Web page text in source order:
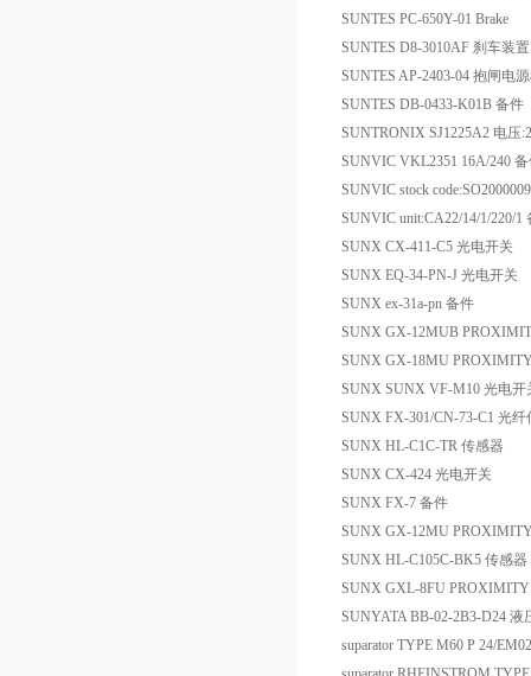
SUNTES PC-650Y-01 Brake
SUNTES D8-3010AF 刹车装置
SUNTES AP-2403-04 抱闸电
SUNTES DB-0433-K01B 备件
SUNTRONIX SJ1225A2 电压
SUNVIC VKL2351 16A/240
SUNVIC stock
SUNVIC unit:CA22/14/1/220/1
SUNX CX-411-C5 光电开关
SUNX EQ-34-PN-J 光电开关
SUNX ex-31a-pn 备件
SUNX GX-12MUB
SUNX GX-18MU
SUNX SUNX VF-M10 光电开
SUNX FX-301/CN-73-C1 光纤
SUNX HL-C1C-TR 传感器
SUNX CX-424 光电开关
SUNX FX-7 备件
SUNX GX-12MU
SUNX HL-C105C-BK5 传感器
SUNX GXL-8FU PROXIMITY
SUNYATA BB-02-2B3-D24 液
suparator TYPE M60 P 24/